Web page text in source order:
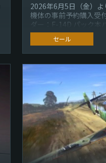
2026年6月5日（金）
機体の事前予約購入受
ダー：F-14D パック本
リカ、ランクV...
セール